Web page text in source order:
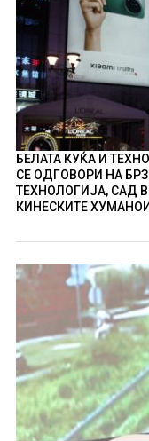
БЕЛАТА КУЌА И
СЕ ОДГОВОРИ НА
ТЕХНОЛОГИЈА, САД
КИНЕСКИТЕ